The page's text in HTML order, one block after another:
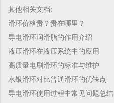
其他相关文档:
滑环价格贵？贵在哪里？
导电滑环润滑脂的作用介绍
液压滑环在液压系统中的应用
高质量电刷滑环的标准与维护
水银滑环对比普通滑环的优缺点
导电滑环使用过程中常见问题总结